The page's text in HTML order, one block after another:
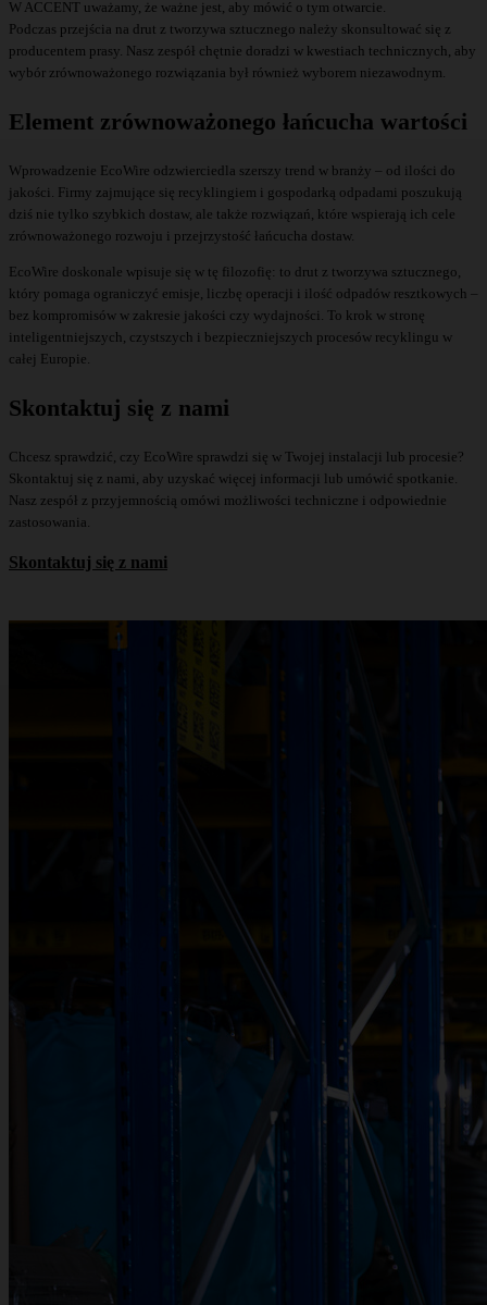
W ACCENT uważamy, że ważne jest, aby mówić o tym otwarcie.
Podczas przejścia na drut z tworzywa sztucznego należy skonsultować się z
producentem prasy. Nasz zespół chętnie doradzi w kwestiach technicznych, aby
wybór zrównoważonego rozwiązania był również wyborem niezawodnym.
Element zrównoważonego łańcucha wartości
Wprowadzenie EcoWire odzwierciedla szerszy trend w branży – od ilości do
jakości. Firmy zajmujące się recyklingiem i gospodarką odpadami poszukują
dziś nie tylko szybkich dostaw, ale także rozwiązań, które wspierają ich cele
zrównoważonego rozwoju i przejrzystość łańcucha dostaw.
EcoWire doskonale wpisuje się w tę filozofię: to drut z tworzywa sztucznego,
który pomaga ograniczyć emisje, liczbę operacji i ilość odpadów resztkowych –
bez kompromisów w zakresie jakości czy wydajności. To krok w stronę
inteligentniejszych, czystszych i bezpieczniejszych procesów recyklingu w
całej Europie.
Skontaktuj się z nami
Chcesz sprawdzić, czy EcoWire sprawdzi się w Twojej instalacji lub procesie?
Skontaktuj się z nami, aby uzyskać więcej informacji lub umówić spotkanie.
Nasz zespół z przyjemnością omówi możliwości techniczne i odpowiednie
zastosowania.
Skontaktuj się z nami